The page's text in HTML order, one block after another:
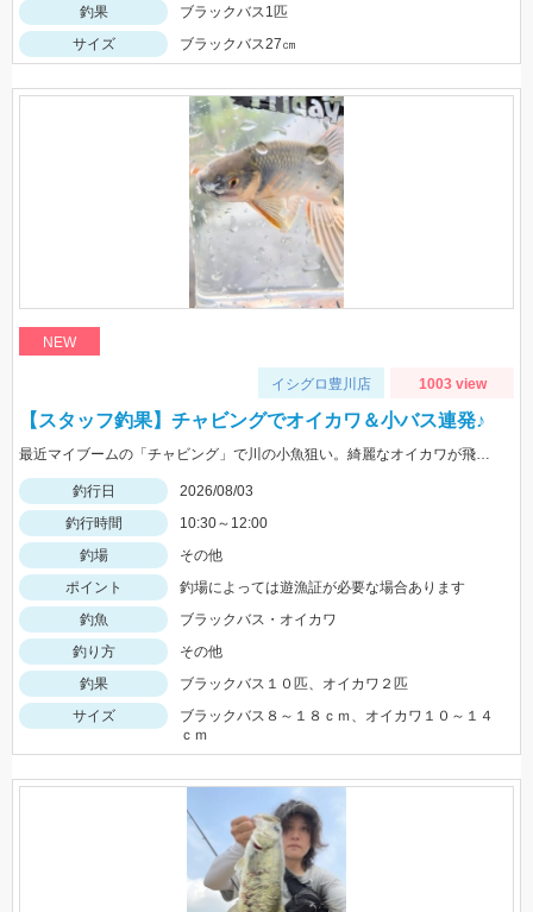
釣果
ブラックバス1匹
サイズ
ブラックバス27㎝
NEW
イシグロ豊川店 1003 view
【スタッフ釣果】チャビングでオイカワ＆小バス連発♪
最近マイブームの「チャビング」で川の小魚狙い。綺麗なオイカワが飛び出しました♪途中からはブラックバスの子供がスプーンやスピナーに連続ヒットしてきました。
釣行日
2026/08/03
釣行時間
10:30～12:00
釣場
その他
ポイント
釣場によっては遊漁証が必要な場合あります
釣魚
ブラックバス・オイカワ
釣り方
その他
釣果
ブラックバス１０匹、オイカワ２匹
サイズ
ブラックバス８～１８ｃｍ、オイカワ１０～１４
ｃｍ